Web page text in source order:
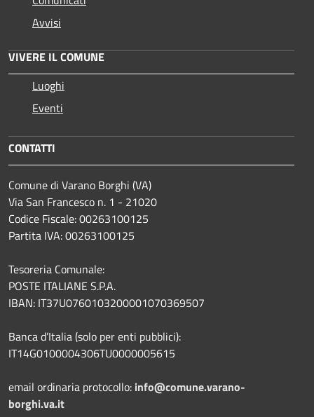
Avvisi
VIVERE IL COMUNE
Luoghi
Eventi
CONTATTI
Comune di Varano Borghi (VA)
Via San Francesco n. 1 - 21020
Codice Fiscale: 00263100125
Partita IVA: 00263100125
Tesoreria Comunale:
POSTE ITALIANE S.P.A.
IBAN: IT37U0760103200001070369507
Banca d’Italia (solo per enti pubblici):
IT14G0100004306TU0000005615
email ordinaria protocollo: info@comune.varano-
borghi.va.it